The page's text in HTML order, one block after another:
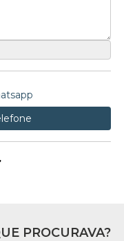
PROCURAVA?